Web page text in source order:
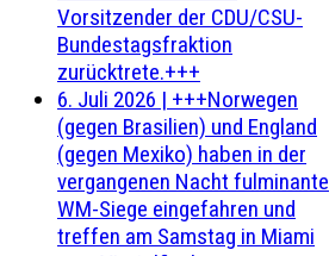
Vorsitzender der CDU/CSU-
Bundestagsfraktion
zurücktrete.+++
6. Juli 2026 | +++Norwegen
(gegen Brasilien) und England
(gegen Mexiko) haben in der
vergangenen Nacht fulminante
WM-Siege eingefahren und
treffen am Samstag in Miami